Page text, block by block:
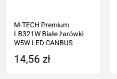
M-TECH Premium
LB321W Białe żarówki
W5W LED CANBUS
14,56 zł